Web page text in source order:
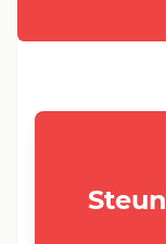
Steun